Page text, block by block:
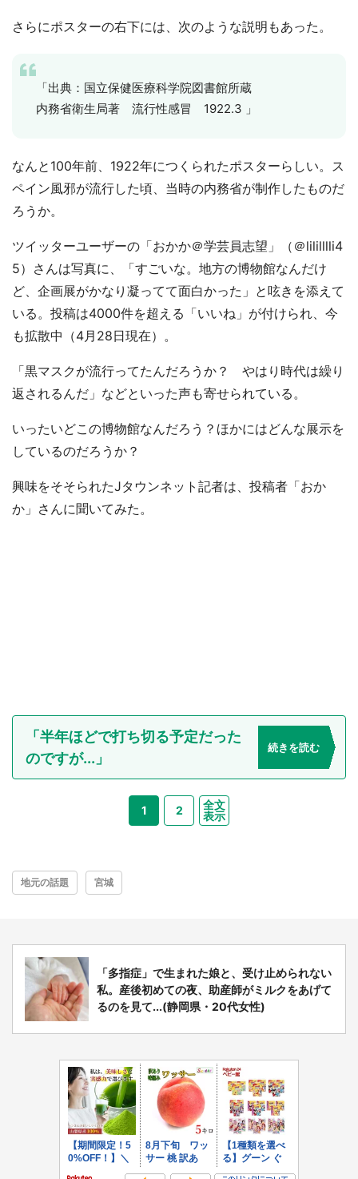
さらにポスターの右下には、次のような説明もあった。
「出典：国立保健医療科学院図書館所蔵
内務省衛生局著 流行性感冒 1922.3 」
なんと100年前、1922年につくられたポスターらしい。ス
ペイン風邪が流行した頃、当時の内務省が制作したものだ
ろうか。
ツイッターユーザーの「おかか＠学芸員志望」（＠lililllli4
5）さんは写真に、「すごいな。地方の博物館なんだけ
ど、企画展がかなり凝ってて面白かった」と呟きを添えて
いる。投稿は4000件を超える「いいね」が付けられ、今
も拡散中（4月28日現在）。
「黒マスクが流行ってたんだろうか？ やはり時代は繰り
返されるんだ」などといった声も寄せられている。
いったいどこの博物館なんだろう？ほかにはどんな展示を
しているのだろうか？
興味をそそられたJタウンネット記者は、投稿者「おか
か」さんに聞いてみた。
「半年ほどで打ち切る予定だった
のですが...」
続きを読む
1 2
全文
表示
地元の話題 宮城
「多指症」で生まれた娘と、受け止められない
私。産後初めての夜、助産師がミルクをあげて
るのを見て...(静岡県・20代女性)